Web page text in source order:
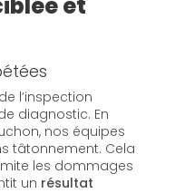
l’inspection
diagnostic. En
nos équipes
tâtonnement. Cela
les dommages
un résultat